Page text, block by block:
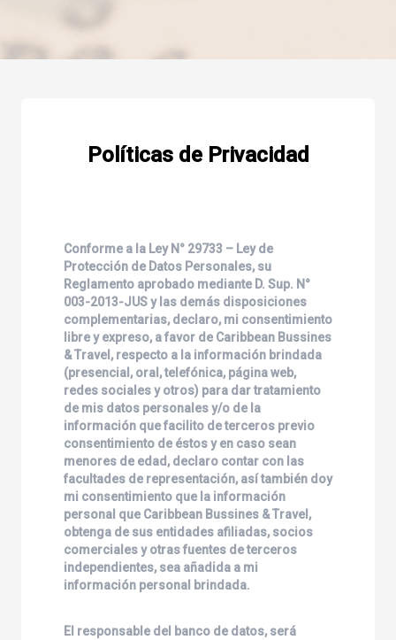
Políticas de Privacidad
Conforme a la Ley N° 29733 – Ley de
Protección de Datos Personales, su
Reglamento aprobado mediante D. Sup. N°
003-2013-JUS y las demás disposiciones
complementarias, declaro, mi consentimiento
libre y expreso, a favor de Caribbean Bussines
& Travel , respecto a la información brindada
(presencial, oral, telefónica, página web,
redes sociales y otros) para dar tratamiento
de mis datos personales y/o de la
información que facilito de terceros previo
consentimiento de éstos y en caso sean
menores de edad, declaro contar con las
facultades de representación, así también doy
mi consentimiento que la información
personal que Caribbean Bussines & Travel ,
obtenga de sus entidades afiliadas, socios
comerciales y otras fuentes de terceros
independientes, sea añadida a mi
información personal brindada.
El responsable del banco de datos, será